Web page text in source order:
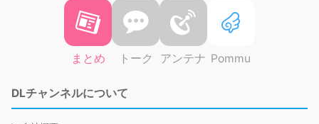
まとめ トーク アンテナ Pommu
DLチャンネルについて